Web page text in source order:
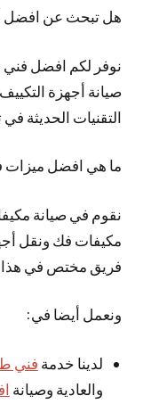
هل تبحث عن افضل
نوفر لكم افضل
صيانة أجهزة
التقنيات الحديثة
ما هي افضل ميزات
نقوم في صيانة
مكيفات فك ونقل
فريق مختص في هذا
ونعمل أيضا في:
لدينا خدمة فني
والعادية وصيانة